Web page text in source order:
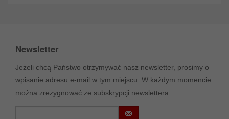
Newsletter
Jeżeli chcą Państwo otrzymywać nasz newsletter, prosimy o
wpisanie adresu e-mail w tym miejscu. W każdym momencie
można zrezygnować ze subskrypcji newslettera.